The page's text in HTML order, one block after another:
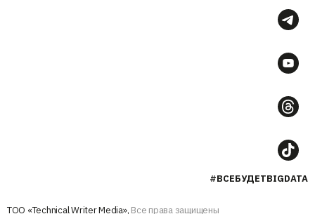
#ВСЕБУДЕТBIGDATA
ТОО «Technical Writer Media», Все права защищены